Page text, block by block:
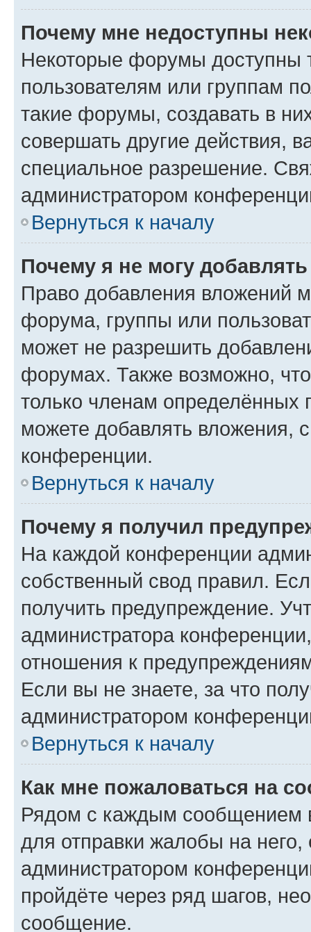
Почему мне недоступны
Некоторые форумы доступны
пользователям или группам
такие форумы, создавать в
совершать другие действия,
специальное разрешение.
администратором
Вернуться к началу
Почему я не могу
Право добавления вложений
форума, группы или
может не разрешить
форумах. Также возможно,
только членам определённых
можете добавлять вложения,
конференции.
Вернуться к началу
Почему я получил
На каждой конференции
собственный свод правил.
получить предупреждение.
администратора
отношения к
Если вы не знаете, за что
администратором
Вернуться к началу
Как мне пожаловаться на
Рядом с каждым сообщением
для отправки жалобы на
администратором
пройдёте через ряд шагов,
сообщение.